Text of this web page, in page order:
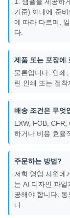
기준) 이내에 준
에 따라 다르며,
다.
제품 또는 포장에
물론입니다. 인쇄
린 인쇄 또는 접
배송 조건은 무엇
EXW, FOB, CFR,
하거나 비용 효율
주문하는 방법?
저희 영업 사원에
는 AI 디자인 파
공해야 합니다.
다.